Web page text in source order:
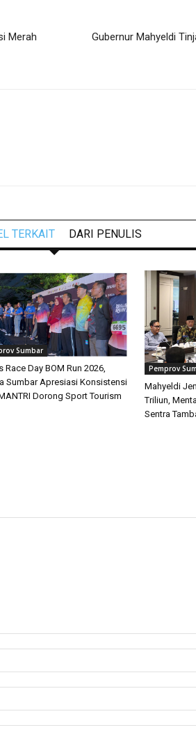
Merah
Gubernur Mahyeldi
TERKAIT DARI PENULIS
Sumbar
Race Day BOM Run 2026,
Sumbar Apresiasi Konsistensi
Dorong Sport Tourism
Pemprov
Mahyeldi
Triliun,
Sentra